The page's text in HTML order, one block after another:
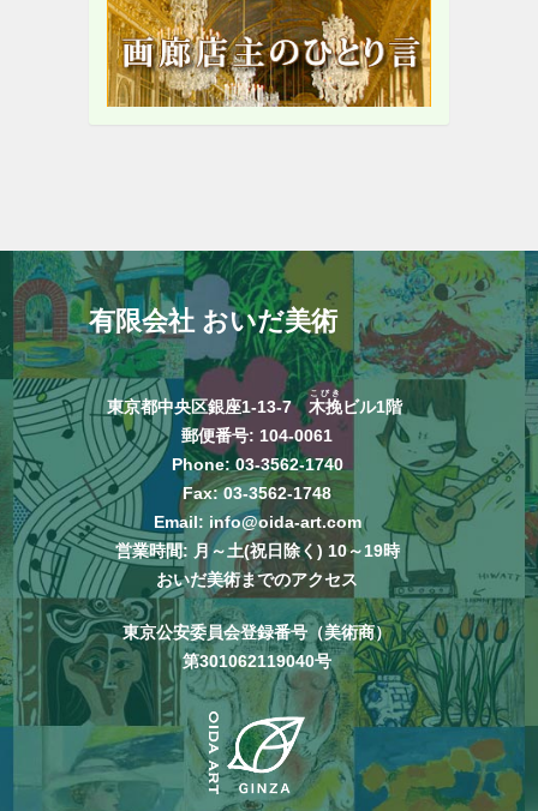
有限会社 おいだ美術
東京都中央区銀座1-13-7木挽
こびき
ビル1階
郵便番号: 104-0061
Phone: 03-3562-1740
Fax: 03-3562-1748
Email: info@oida-art.com
営業時間: 月～土(祝日除く) 10～19時
おいだ美術までのアクセス
東京公安委員会登録番号（美術商）
第301062119040号